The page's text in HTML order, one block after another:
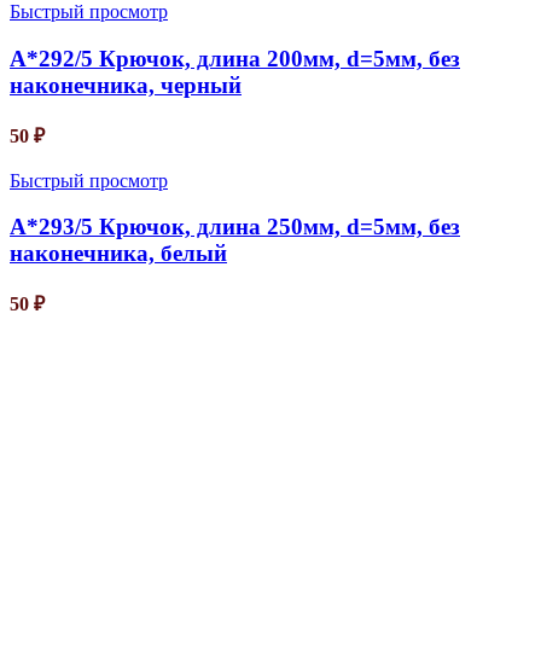
Быстрый просмотр
A*292/5 Крючок, длина 200мм, d=5мм, без
наконечника, черный
50 ₽
Быстрый просмотр
A*293/5 Крючок, длина 250мм, d=5мм, без
наконечника, белый
50 ₽